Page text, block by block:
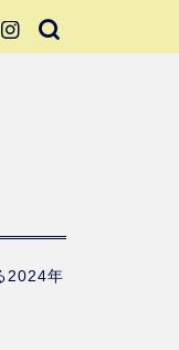
2024年